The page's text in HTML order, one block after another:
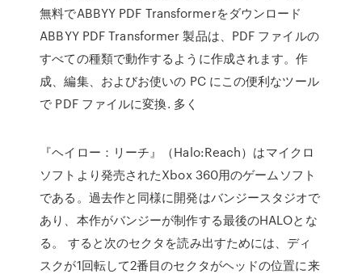
無料でABBYY PDF Transformerをダウンロード
ABBYY PDF Transformer 製品は、PDF ファイルの
すべての種類で動作するように作成されます。作
成、編集、およびお使いの PC にこの便利なツール
で PDF ファイルに変換. 多く
『ヘイロー：リーチ』（Halo:Reach）はマイクロ
ソフトより発売されたXbox 360用のゲームソフト
である。過去作と同様に開発はバンジースタジオで
あり、本作がバンジーが制作する最後のHALOとな
る。 すると次のセクタを読み出すためには、ディ
スクが1回転して2番目のセクタがヘッドの位置に来